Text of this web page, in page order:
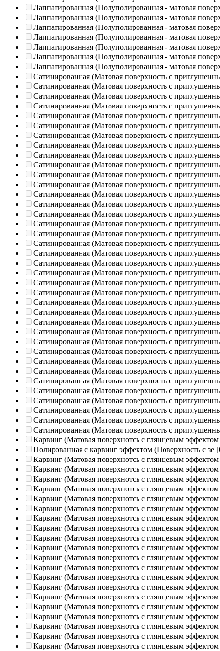
Лаппатированная (Полуполированная - матовая
Лаппатированная (Полуполированная - матовая
Лаппатированная (Полуполированная - матовая
Лаппатированная (Полуполированная - матовая
Лаппатированная (Полуполированная - матовая
Лаппатированная (Полуполированная - матовая
Лаппатированная (Полуполированная - матовая
Сатинированная (Матовая поверхность с
Сатинированная (Матовая поверхность с
Сатинированная (Матовая поверхность с
Сатинированная (Матовая поверхность с
Сатинированная (Матовая поверхность с
Сатинированная (Матовая поверхность с
Сатинированная (Матовая поверхность с
Сатинированная (Матовая поверхность с
Сатинированная (Матовая поверхность с
Сатинированная (Матовая поверхность с
Сатинированная (Матовая поверхность с
Сатинированная (Матовая поверхность с
Сатинированная (Матовая поверхность с
Сатинированная (Матовая поверхность с
Сатинированная (Матовая поверхность с
Сатинированная (Матовая поверхность с
Сатинированная (Матовая поверхность с
Сатинированная (Матовая поверхность с
Сатинированная (Матовая поверхность с
Сатинированная (Матовая поверхность с
Сатинированная (Матовая поверхность с
Сатинированная (Матовая поверхность с
Сатинированная (Матовая поверхность с
Сатинированная (Матовая поверхность с
Сатинированная (Матовая поверхность с
Сатинированная (Матовая поверхность с
Сатинированная (Матовая поверхность с
Сатинированная (Матовая поверхность с
Сатинированная (Матовая поверхность с
Сатинированная (Матовая поверхность с
Сатинированная (Матовая поверхность с
Сатинированная (Матовая поверхность с
Сатинированная (Матовая поверхность с
Сатинированная (Матовая поверхность с
Сатинированная (Матовая поверхность с
Сатинированная (Матовая поверхность с
Сатинированная (Матовая поверхность с
Карвинг (Матовая поверхнотсь с глянцевым эффектом
Полированная c карвинг эффектом (Поверхность с зе
Карвинг (Матовая поверхнотсь с глянцевым эффектом
Карвинг (Матовая поверхнотсь с глянцевым эффектом
Карвинг (Матовая поверхнотсь с глянцевым эффектом
Карвинг (Матовая поверхнотсь с глянцевым эффектом
Карвинг (Матовая поверхнотсь с глянцевым эффектом
Карвинг (Матовая поверхнотсь с глянцевым эффектом
Карвинг (Матовая поверхнотсь с глянцевым эффектом
Карвинг (Матовая поверхнотсь с глянцевым эффектом
Карвинг (Матовая поверхнотсь с глянцевым эффектом
Карвинг (Матовая поверхнотсь с глянцевым эффектом
Карвинг (Матовая поверхнотсь с глянцевым эффектом
Карвинг (Матовая поверхнотсь с глянцевым эффектом
Карвинг (Матовая поверхнотсь с глянцевым эффектом
Карвинг (Матовая поверхнотсь с глянцевым эффектом
Карвинг (Матовая поверхнотсь с глянцевым эффектом
Карвинг (Матовая поверхнотсь с глянцевым эффектом
Карвинг (Матовая поверхнотсь с глянцевым эффектом
Карвинг (Матовая поверхнотсь с глянцевым эффектом
Карвинг (Матовая поверхнотсь с глянцевым эффектом
Карвинг (Матовая поверхнотсь с глянцевым эффектом